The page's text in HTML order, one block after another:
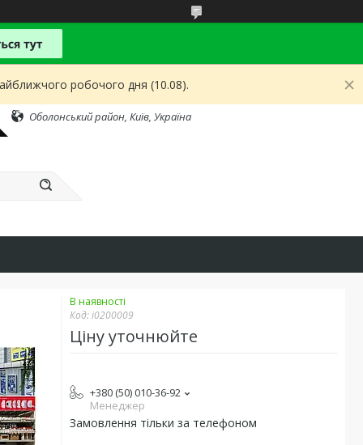
робочого дня (10.08).
Оболонський район, Київ, Україна
В наявності
Код:i0200009
Ціну уточнюйте
+380 (50) 010-36-92
Менеджер
Замовлення тільки за телефоном